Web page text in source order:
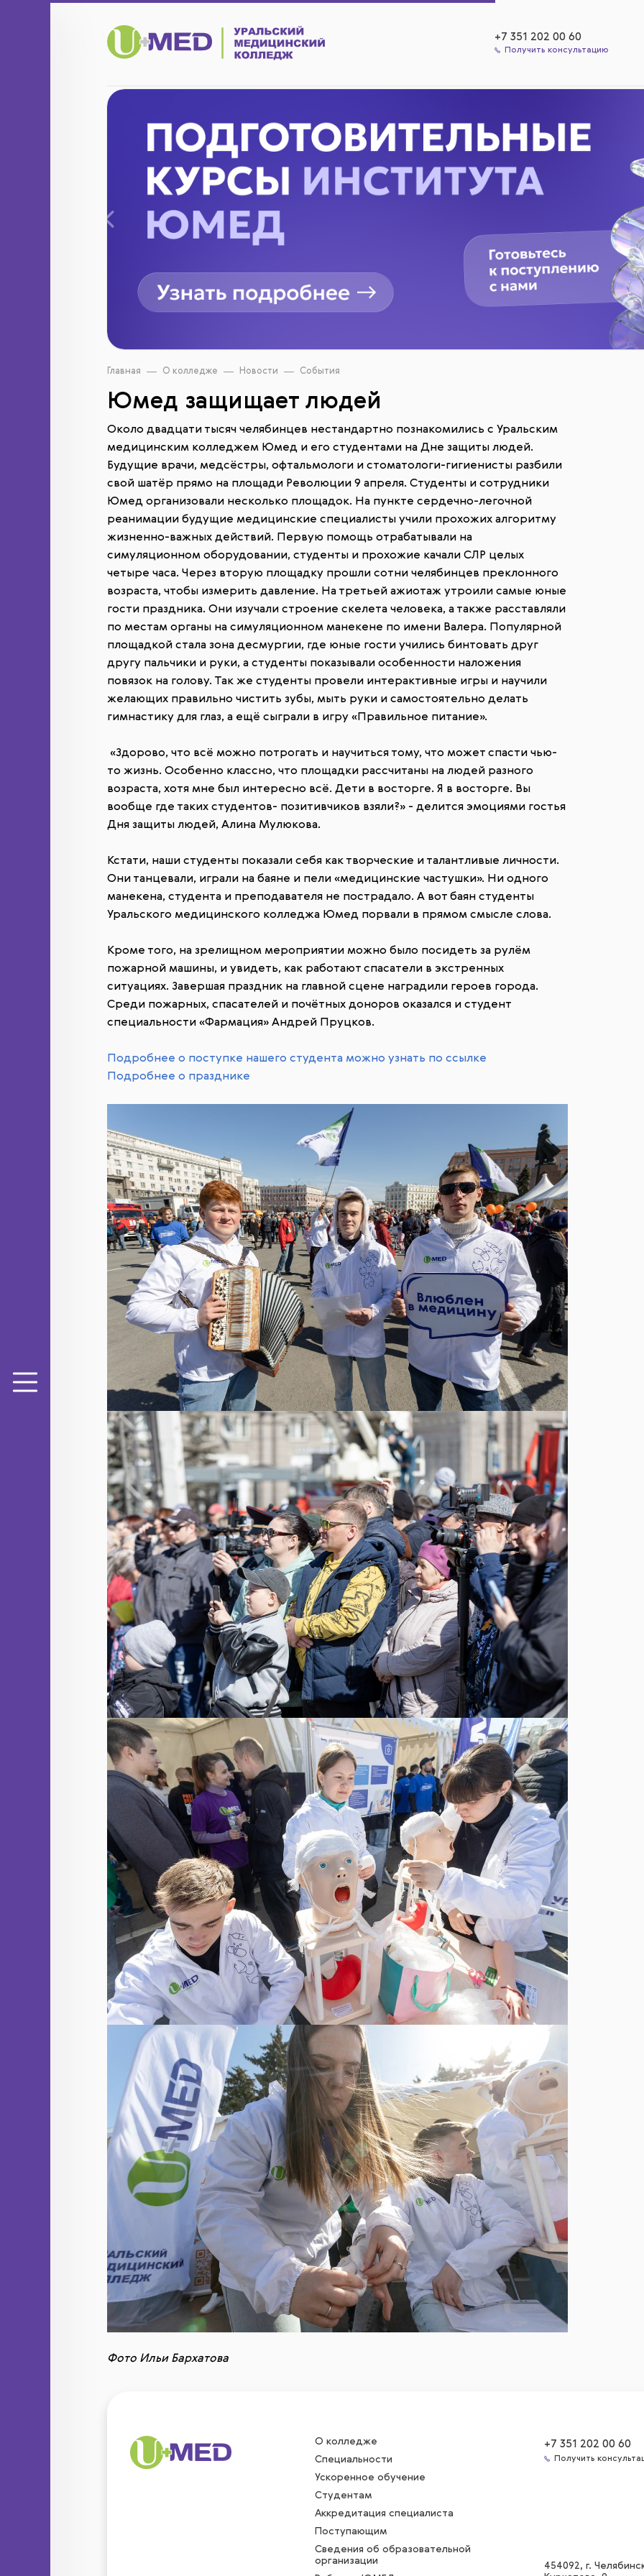
+7 351 202 00 60
Получить консультацию
Назад
Главная О колледже Новости События
Юмед защищает людей
Около двадцати тысяч челябинцев нестандартно познакомились с Уральским
медицинским колледжем Юмед и его студентами на Дне защиты людей.
Будущие врачи, медсёстры, офтальмологи и стоматологи-гигиенисты разбили
свой шатёр прямо на площади Революции 9 апреля. Студенты и сотрудники
Юмед организовали несколько площадок. На пункте сердечно-легочной
реанимации будущие медицинские специалисты учили прохожих алгоритму
жизненно-важных действий. Первую помощь отрабатывали на
симуляционном оборудовании, студенты и прохожие качали СЛР целых
четыре часа. Через вторую площадку прошли сотни челябинцев преклонного
возраста, чтобы измерить давление. На третьей ажиотаж утроили самые юные
гости праздника. Они изучали строение скелета человека, а также расставляли
по местам органы на симуляционном манекене по имени Валера. Популярной
площадкой стала зона десмургии, где юные гости учились бинтовать друг
другу пальчики и руки, а студенты показывали особенности наложения
повязок на голову. Так же студенты провели интерактивные игры и научили
желающих правильно чистить зубы, мыть руки и самостоятельно делать
гимнастику для глаз, а ещё сыграли в игру «Правильное питание».
«Здорово, что всё можно потрогать и научиться тому, что может спасти чью-
то жизнь. Особенно классно, что площадки рассчитаны на людей разного
возраста, хотя мне был интересно всё. Дети в восторге. Я в восторге. Вы
вообще где таких студентов- позитивчиков взяли?» - делится эмоциями гостья
Дня защиты людей, Алина Мулюкова.
Кстати, наши студенты показали себя как творческие и талантливые личности.
Они танцевали, играли на баяне и пели «медицинские частушки». Ни одного
манекена, студента и преподавателя не пострадало. А вот баян студенты
Уральского медицинского колледжа Юмед порвали в прямом смысле слова.
Кроме того, на зрелищном мероприятии можно было посидеть за рулём
пожарной машины, и увидеть, как работают спасатели в экстренных
ситуациях. Завершая праздник на главной сцене наградили героев города.
Среди пожарных, спасателей и почётных доноров оказался и студент
специальности «Фармация» Андрей Пруцков.
Подробнее о поступке нашего студента можно узнать по ссылке
Подробнее о празднике
Фото Ильи Бархатова
О колледже
Специальности
Ускоренное обучение
Студентам
Аккредитация специалиста
Поступающим
Сведения об образовательной
организации
+7 351 202 00 60
Получить
454092, г.